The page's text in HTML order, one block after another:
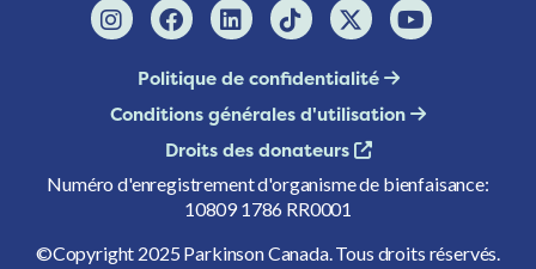
Politique de confidentialité
Conditions générales d'utilisation
Droits des donateurs
Numéro d'enregistrement d'organisme de bienfaisance:
10809 1786 RR0001
©Copyright 2025 Parkinson Canada. Tous droits réservés.